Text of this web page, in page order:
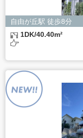
電話 03-3794-1115
お問合せメール
受付時間：平日
よるものです。
ただし、必要な
きない場合があり
自由が丘駅 徒歩8分
1DK/40.40m²